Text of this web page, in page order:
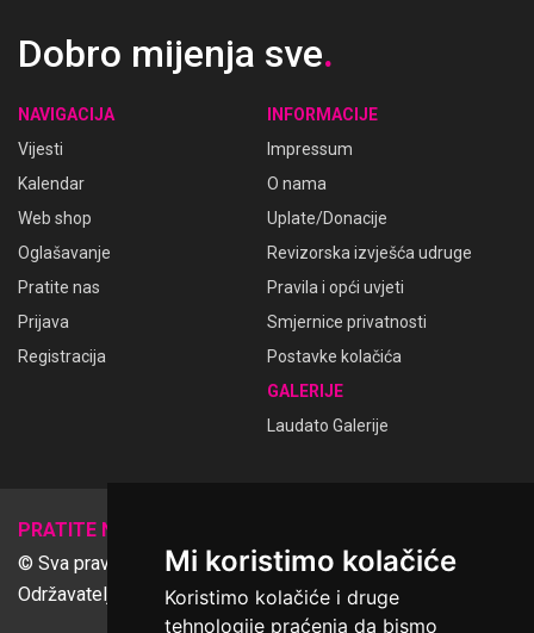
Mi koristimo kolačiće
Koristimo kolačiće i druge
tehnologije praćenja da bismo
Dobro mijenja sve.
NAVIGACIJA
Vijesti
Kalendar
Web shop
Oglašavanje
Pratite nas
Prijava
Registracija
INFORMACIJE
Impressum
O nama
Uplate/Donacije
Revizorska izvješća udruge
Pravila i opći uvjeti
Smjernice privatnosti
Postavke kolačića
GALERIJE
Laudato Galerije
PRATITE NAS
© Sva prava pridržana Udruga Ime dobrote
Održavatelj Netcom d.o.o., Riva 6, Rijeka